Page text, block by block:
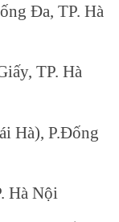
Đa, TP. Hà
TP. Hà
Hà), P.Đống
Hà Nội